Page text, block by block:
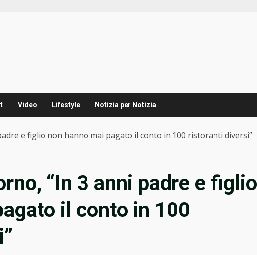
Video Lifestyle Notizia per Notizia
e figlio non hanno mai pagato il conto in 100 ristoranti diversi”
“In 3 anni padre e figlio
il conto in 100